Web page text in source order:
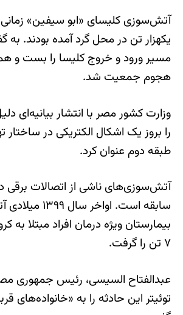
آتش‌سوزی کلیسای «ابو سیفین»
یکهزار تن در محل گرد آمده بودند. به
مسیر ورود و خروج کلیسا را بست و
هجوم جمعیت شد.
وزارت کشور مصر با انتشار بیانیه‌ای
را بروز یک اشکال الکتریکی در ساختار
طبقه دوم عنوان کرد.
آتش‌سوزی‌های ناشی از اتصالات
سابقه است.
بیمارستان ویژه درمان افراد مبتلا
۷ تن را گرفت.
عبدالفتاح السیسی، رئیس جمهوری
توئیتر این حادثه را به «خانواده‌های